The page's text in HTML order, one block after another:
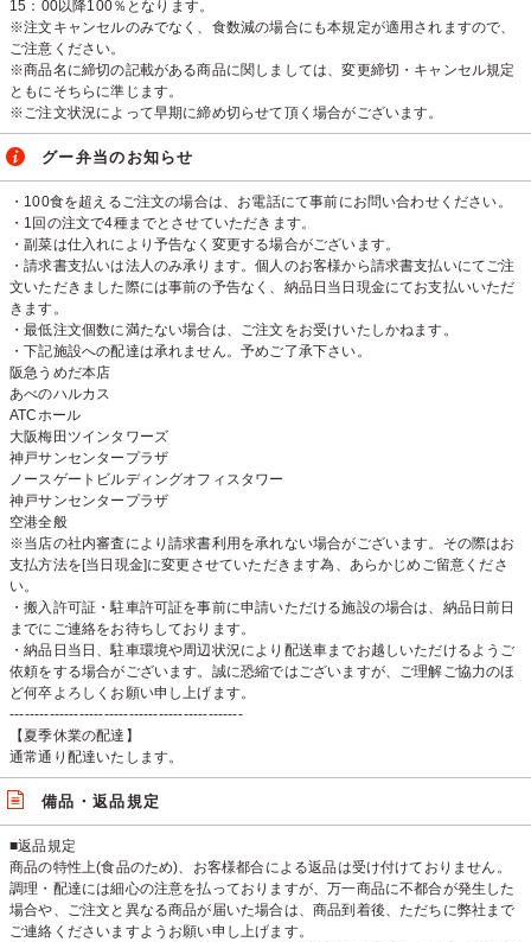
15：00以降100％となります。
※注文キャンセルのみでなく、食数減の場合にも本規定が適用されますので、
ご注意ください。
※商品名に締切の記載がある商品に関しましては、変更締切・キャンセル規定
ともにそちらに準じます。
※ご注文状況によって早期に締め切らせて頂く場合がございます。
グー弁当のお知らせ
・100食を超えるご注文の場合は、お電話にて事前にお問い合わせください。
・1回の注文で4種までとさせていただきます。
・副菜は仕入れにより予告なく変更する場合がございます。
・請求書支払いは法人のみ承ります。個人のお客様から請求書支払いにてご注
文いただきました際には事前の予告なく、納品日当日現金にてお支払いいただ
きます。
・最低注文個数に満たない場合は、ご注文をお受けいたしかねます。
・下記施設への配達は承れません。予めご了承下さい。
阪急うめだ本店
あべのハルカス
ATCホール
大阪梅田ツインタワーズ
神戸サンセンタープラザ
ノースゲートビルディングオフィスタワー
神戸サンセンタープラザ
空港全般
※当店の社内審査により請求書利用を承れない場合がございます。その際はお
支払方法を[当日現金]に変更させていただきます為、あらかじめご留意くださ
い。
・搬入許可証・駐車許可証を事前に申請いただける施設の場合は、納品日前日
までにご連絡をお待ちしております。
・納品日当日、駐車環境や周辺状況により配送車までお越しいただけるようご
依頼をする場合がございます。誠に恐縮ではございますが、ご理解ご協力のほ
ど何卒よろしくお願い申し上げます。
-----------------------------------------------
【夏季休業の配達】
通常通り配達いたします。
備品・返品規定
■返品規定
商品の特性上(食品のため)、お客様都合による返品は受け付けておりません。
調理・配達には細心の注意を払っておりますが、万一商品に不都合が発生した
場合や、ご注文と異なる商品が届いた場合は、商品到着後、ただちに弊社まで
ご連絡くださいますようお願い申し上げます。